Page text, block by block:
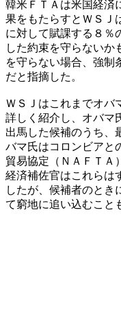
韓米ＦＴＡは米国経済
果をもたらすとＷＳＪ
に対して賦課する８％
した約束を守らないか
を守らない場合、強制
だと指摘した。
ＷＳＪはこれまでオバ
詳しく紹介し、オバマ
出馬した候補のうち、
バマ氏はコロンビアと
貿易協定（ＮＡＦＴＡ
経済補佐官はこれらは
したが、候補者のとき
て窮地に追い込むこと